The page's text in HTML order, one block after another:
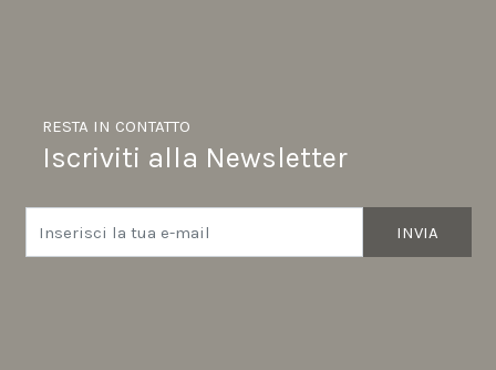
INVIA
RESTA IN CONTATTO
Iscriviti alla Newsletter